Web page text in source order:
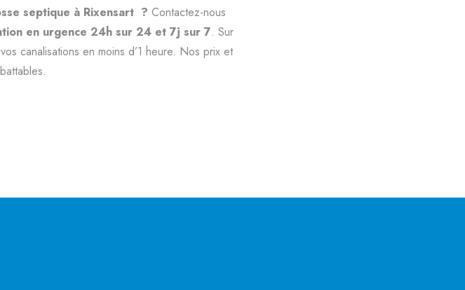
septique à Rixensart ? Contactez-nous
en urgence 24h sur 24 et 7j sur 7. Sur
canalisations en moins d’1 heure. Nos prix et